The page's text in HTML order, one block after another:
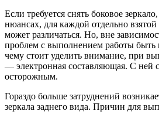
Если требуется снять боковое
нюансах, для каждой отдельно
может различаться. Но, вне
проблем с выполнением работы быть
чему стоит уделить внимание, при
— электронная составляющая. С ней
осторожным.
Гораздо больше затруднений
зеркала заднего вида. Причин для